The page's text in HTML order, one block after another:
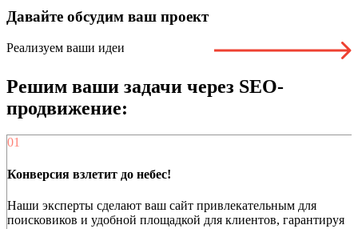
Давайте обсудим ваш проект
Реализуем ваши идеи
Решим ваши задачи через SEO-
продвижение:
01
Конверсия взлетит до небес!
Наши эксперты сделают ваш сайт привлекательным для
поисковиков и удобной площадкой для клиентов, гарантируя